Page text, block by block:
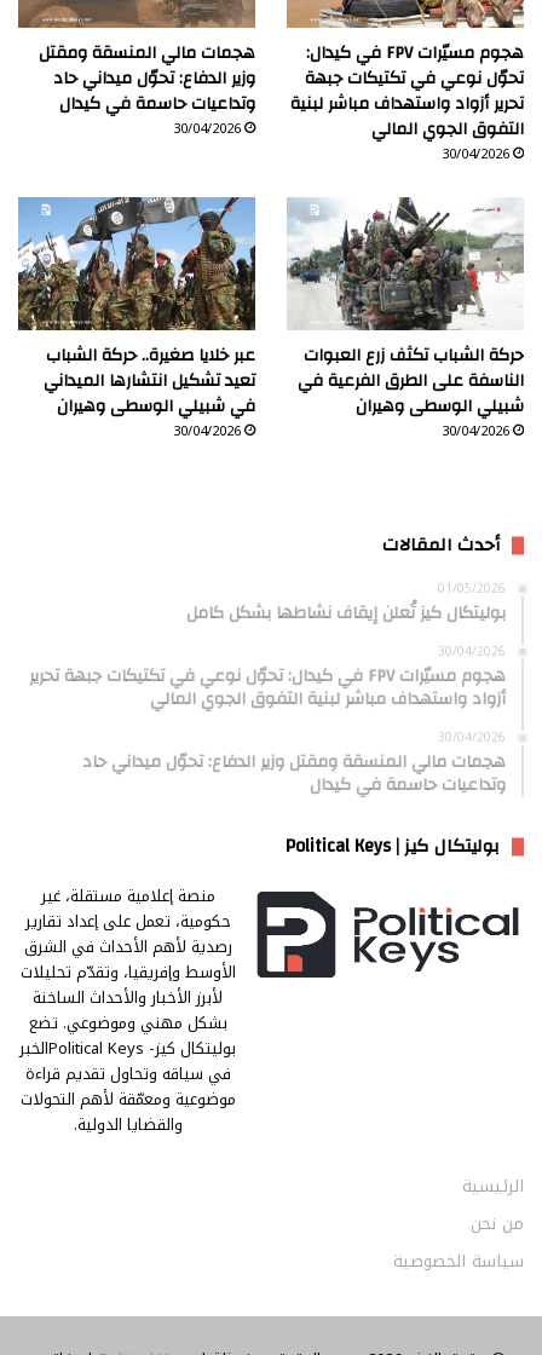
هجوم مسيّرات FPV في كيدال:
تحوّل نوعي في تكتيكات جبهة
تحرير أزواد واستهداف مباشر لبنية
التفوق الجوي المالي
30/04/2026
هجمات مالي المنسقة ومقتل
وزير الدفاع: تحوّل ميداني حاد
وتداعيات حاسمة في كيدال
30/04/2026
حركة الشباب تكثف زرع العبوات
الناسفة على الطرق الفرعية في
شبيلي الوسطى وهيران
30/04/2026
عبر خلايا صغيرة.. حركة الشباب
تعيد تشكيل انتشارها الميداني
في شبيلي الوسطى وهيران
30/04/2026
أحدث المقالات
01/05/2026
بوليتكال كيز تُعلن إيقاف نشاطها بشكل كامل
30/04/2026
هجوم مسيّرات FPV في كيدال: تحوّل نوعي في تكتيكات جبهة تحرير
أزواد واستهداف مباشر لبنية التفوق الجوي المالي
30/04/2026
هجمات مالي المنسقة ومقتل وزير الدفاع: تحوّل ميداني حاد
وتداعيات حاسمة في كيدال
بوليتكال كيز | Political Keys
منصة إعلامية مستقلة، غير
حكومية، تعمل على إعداد تقارير
رصدية لأهم الأحداث في الشرق
الأوسط وإفريقيا، وتقدّم تحليلات
لأبرز الأخبار والأحداث الساخنة
بشكل مهني وموضوعي. تضع
بوليتكال كيز- Political Keysالخبر
في سياقه وتحاول تقديم قراءة
موضوعية ومعمّقة لأهم التحولات
والقضايا الدولية.
الرئيسية
من نحن
سياسة الخصوصية